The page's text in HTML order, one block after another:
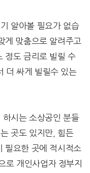
알아볼 필요가 없습
게 맞춤으로 알려주고
정도 금리로 빌릴 수
더 싸게 빌릴수 있는
시는 소상공인 분들
곳도 있지만, 힘든
필요한 곳에 적시적소
로 개인사업자 정부지